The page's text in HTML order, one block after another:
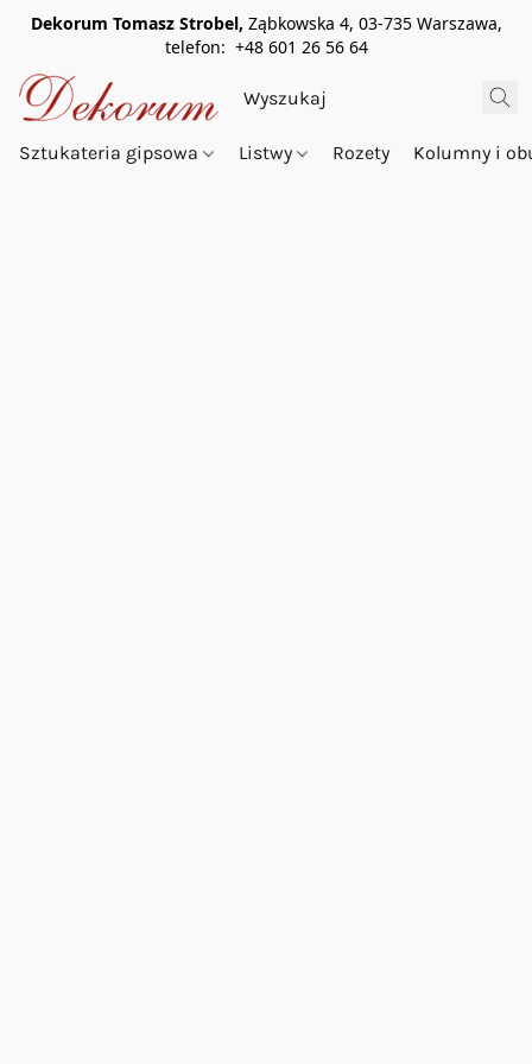
Dekorum Tomasz Strobel, Ząbkowska 4, 03-735 Warszawa,
telefon: +48 601 26 56 64
Sztukateria gipsowa Listwy Rozety Kolumny i